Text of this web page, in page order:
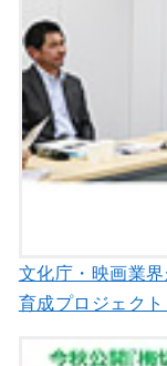
文化庁・映画業
育成プロジェク